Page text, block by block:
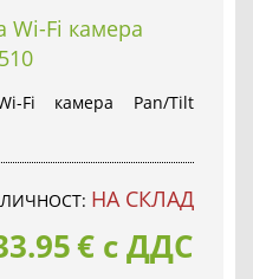
Wi-Fi камера
Fi камера Pan/Tilt
НА СКЛАД
€ с ДДС